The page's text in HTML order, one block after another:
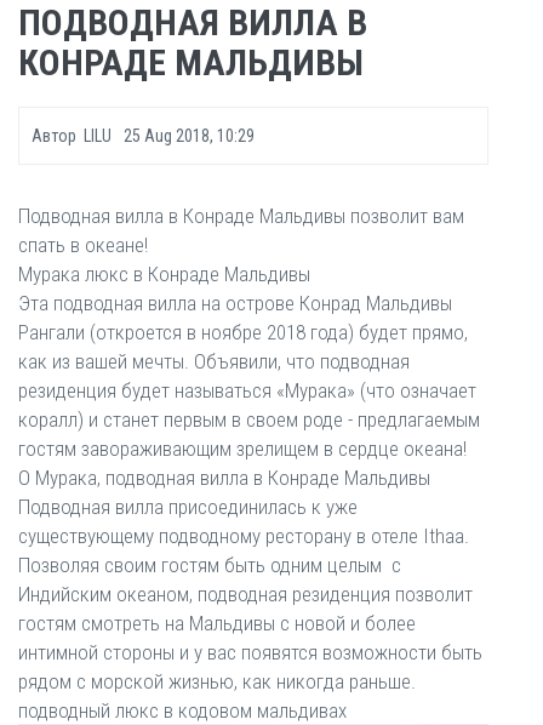
ПОДВОДНАЯ ВИЛЛА В
КОНРАДЕ МАЛЬДИВЫ
Автор LILU 25 Aug 2018, 10:29
Подводная вилла в Конраде Мальдивы позволит вам
спать в океане!
Мурака люкс в Конраде Мальдивы
Эта подводная вилла на острове Конрад Мальдивы
Рангали (откроется в ноябре 2018 года) будет прямо,
как из вашей мечты. Объявили, что подводная
резиденция будет называться «Мурака» (что означает
коралл) и станет первым в своем роде - предлагаемым
гостям завораживающим зрелищем в сердце океана!
О Мурака, подводная вилла в Конраде Мальдивы
Подводная вилла присоединилась к уже
существующему подводному ресторану в отеле Ithaa.
Позволяя своим гостям быть одним целым с
Индийским океаном, подводная резиденция позволит
гостям смотреть на Мальдивы с новой и более
интимной стороны и у вас появятся возможности быть
рядом с морской жизнью, как никогда раньше.
подводный люкс в кодовом мальдивах